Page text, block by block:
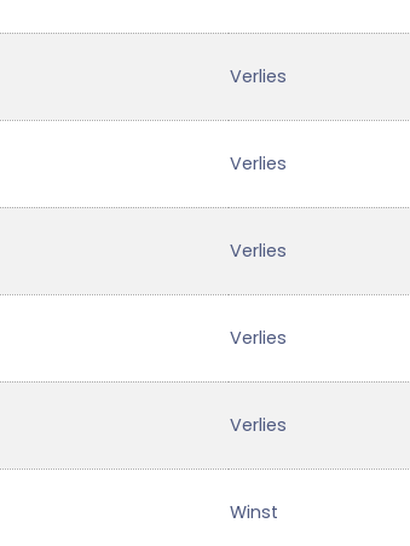
Verlies
Verlies
Verlies
Verlies
Verlies
Winst